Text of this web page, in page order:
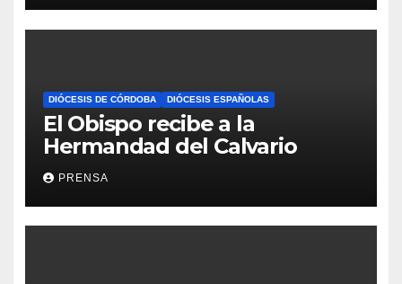
DIÓCESIS DE CÓRDOBA DIÓCESIS ESPAÑOLAS
El Obispo recibe a la
Hermandad del Calvario
PRENSA